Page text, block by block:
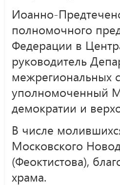
Иоанно-
полномочного
Федерации в
руководитель
межрегиональных
уполномоченный
демократии и
В числе
Московского
(Феоктистова),
храма.